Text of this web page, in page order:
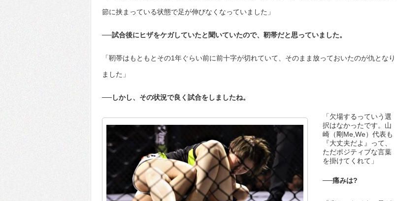
節に挟まっている状態で足が伸びなくなっていました」
──試合後にヒザをケガしていたと聞いていたので、靭帯だと思っていました。
「靭帯はもともとその1年ぐらい前に前十字が切れていて、そのまま放っておいたのが仇となり
ました」
──しかし、その状況で良く試合をしましたね。
「欠場するっていう選
択はなかったです。山
崎（剛Me,We）代表も
『大丈夫だよ』って、
ただポジティブな言葉
を掛けてくれて」
──痛みは?